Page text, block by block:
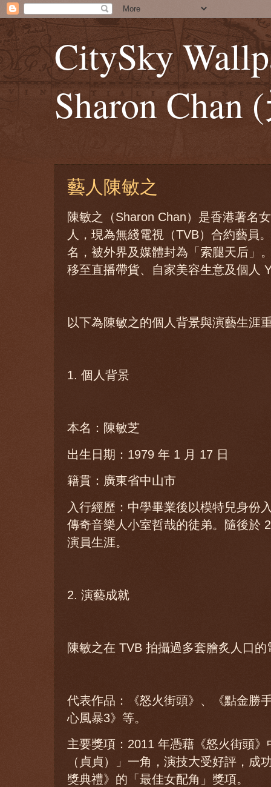
CitySky
Sharon
藝人陳敏之
陳敏之（Sharon Chan）是香港著名
人，現為無綫電視（TVB）合約藝員
名，被外界及媒體封為「索腿天后」
移至直播帶貨、自家美容生意及個人
以下為陳敏之的個人背景與演藝生涯
1. 個人背景
本名：陳敏芝
出生日期：1979 年 1 月 17 日
籍貫：廣東省中山市
入行經歷：中學畢業後以模特兒身份
傳奇音樂人小室哲哉的徒弟。隨後於
演員生涯。
2. 演藝成就
陳敏之在 TVB 拍攝過多套膾炙人口的
代表作品：《怒火街頭》、《點金勝
心風暴3》等。
主要獎項：2011 年憑藉《怒火街頭
（貞貞）」一角，演技大受好評，成
獎典禮》的「最佳女配角」獎項。